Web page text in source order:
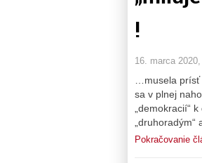
!
16. marca
…musela
sa v plnej
„demokracií“
Pokračovanie